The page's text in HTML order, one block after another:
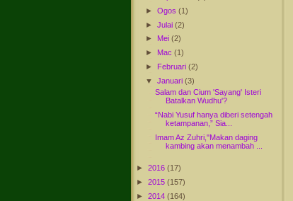
►Ogos(1)
►Julai(2)
► Mei(2)
► Mac(1)
► Februari(2)
▼
Januari(3)
Salam dan Cium 'Sayang' Isteri
Batalkan Wudhu'?
“Nabi Yusuf hanya diberi setengah
ketampanan,” Sia...
Imam Az Zuhri,"Makan daging
kambing akan menambah ...
► 2016 (17)
► 2015 (157)
► 2014 (164)